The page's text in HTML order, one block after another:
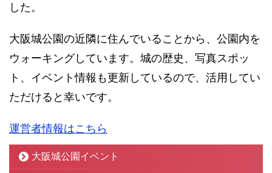
した。
大阪城公園の近隣に住んでいることから、公園内を
ウォーキングしています。城の歴史、写真スポッ
ト、イベント情報も更新しているので、活用してい
ただけると幸いです。
運営者情報はこちら
大阪城公園イベント